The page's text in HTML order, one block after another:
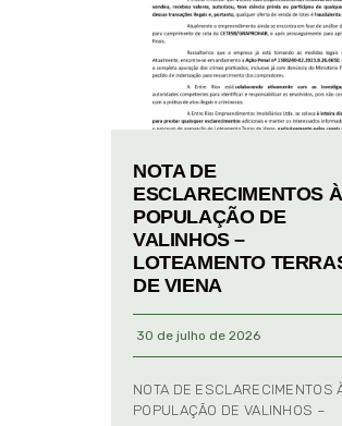
NOTA DE
ESCLARECIMENTOS À
POPULAÇÃO DE
VALINHOS –
LOTEAMENTO
DE VIENA
30 de julho de 2026
NOTA DE ESCLARECIMENTOS
POPULAÇÃO DE VALINHOS –